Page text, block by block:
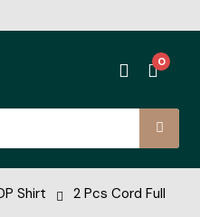
0
Shirt
2 Pcs Cord Full